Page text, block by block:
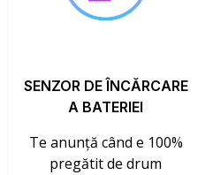
SENZOR DE ÎNCĂRCARE
A BATERIEI
Te anunță când e 100%
pregătit de drum